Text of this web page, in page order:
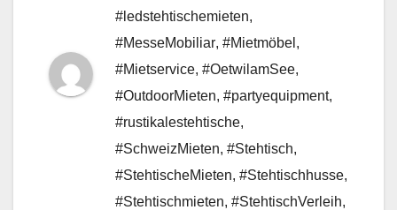
#ledstehtischemieten,
#MesseMobiliar, #Mietmöbel ,
#Mietservice, #OetwilamSee,
#OutdoorMieten, #partyequipment,
#rustikalestehtische,
#SchweizMieten, #Stehtisch,
#StehtischeMieten, #Stehtischhusse,
#Stehtischmieten, #StehtischVerleih,